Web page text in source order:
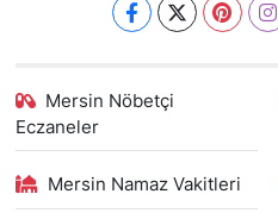
Mersin Nöbetçi
Eczaneler
Mersin Namaz Vakitleri